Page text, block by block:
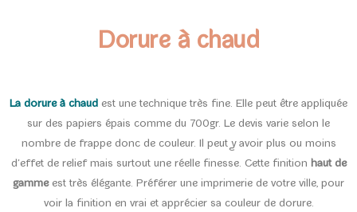
Dorure à chaud
La dorure à chaud est une technique très fine. Elle peut être appliquée
sur des papiers épais comme du 700gr. Le devis varie selon le
nombre de frappe donc de couleur. Il peut y avoir plus ou moins
d’effet de relief mais surtout une réelle finesse. Cette finition haut de
gammeest très élégante. Préférer une imprimerie de votre ville, pour
voir la finition en vrai et apprécier sa couleur de dorure.